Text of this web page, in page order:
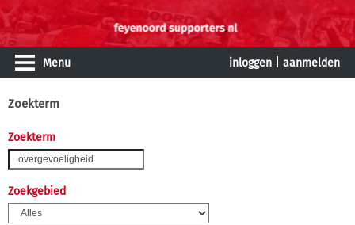
Menu inloggen aanmelden
Zoekterm
Zoekterm
Zoekgebied